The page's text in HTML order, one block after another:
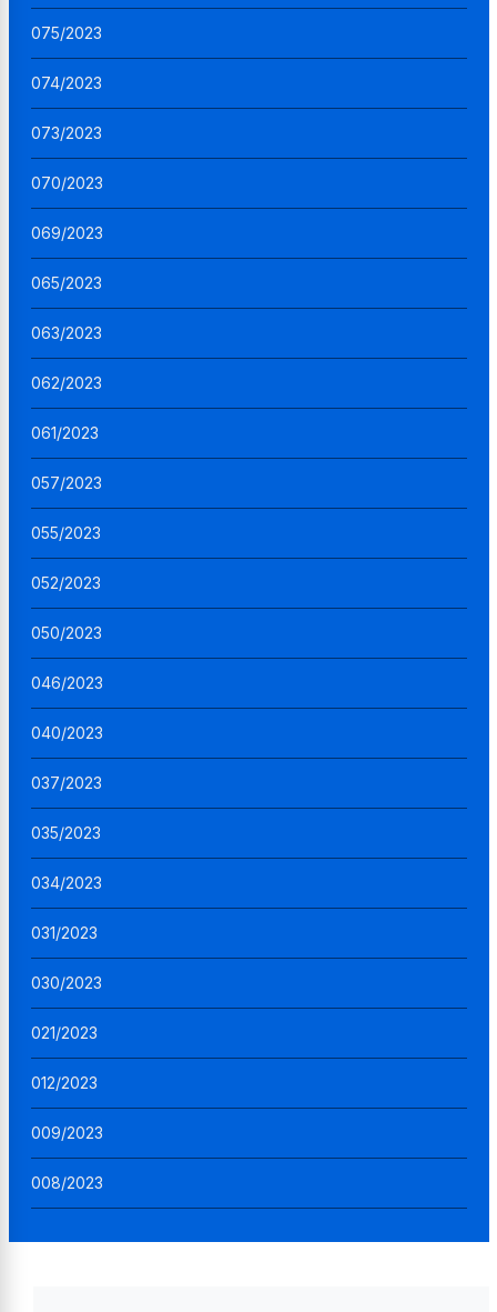
075/2023
074/2023
073/2023
070/2023
069/2023
065/2023
063/2023
062/2023
061/2023
057/2023
055/2023
052/2023
050/2023
046/2023
040/2023
037/2023
035/2023
034/2023
031/2023
030/2023
021/2023
012/2023
009/2023
008/2023